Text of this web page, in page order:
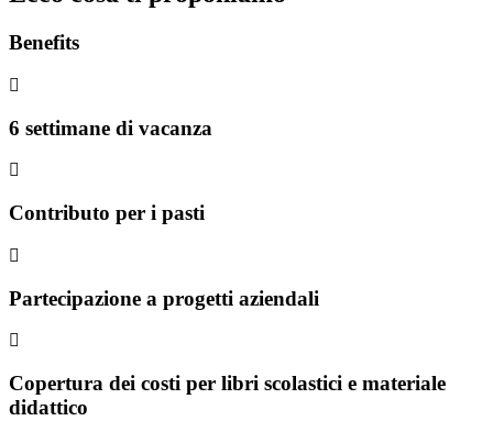
Benefits
6 settimane di vacanza
Contributo per i pasti
Partecipazione a progetti aziendali
Copertura dei costi per libri scolastici e materiale
didattico